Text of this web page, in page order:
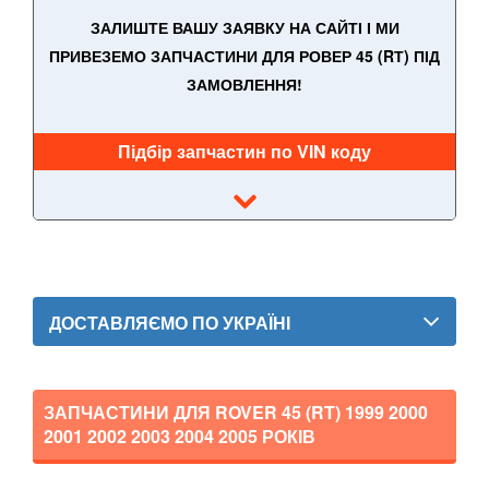
PEUGEOT
RENAULT keyboard_arrow_down
25 (RF)
75 (RJ)
SEAT keyboard_arrow_down
SKODA
ЗАЛИШТЕ ВАШУ ЗАЯВКУ НА САЙТІ І МИ
ПРИВЕЗЕМО ЗАПЧАСТИНИ ДЛЯ РОВЕР 45 (RТ) ПІД
ЗАМОВЛЕННЯ!
Підбір запчастин по VIN коду
ДОСТАВЛЯЄМО ПО УКРАЇНІ
ЗАПЧАСТИНИ ДЛЯ ROVER 45 (RT) 1999 2000
2001 2002 2003 2004 2005 РОКІВ